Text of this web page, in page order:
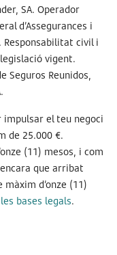
SA. Operador
d’Assegurances i
Responsabilitat civil i
vigent.
Seguros Reunidos,
impulsar el teu negoci
de 25.000 €.
(11) mesos, i com
que arribat
d’onze (11)
bases legals.